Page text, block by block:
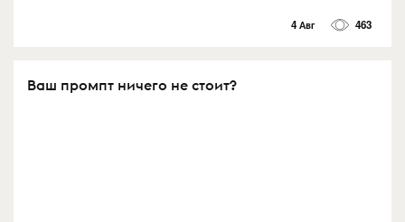
4 Авг 463
Ваш промпт ничего не стоит?